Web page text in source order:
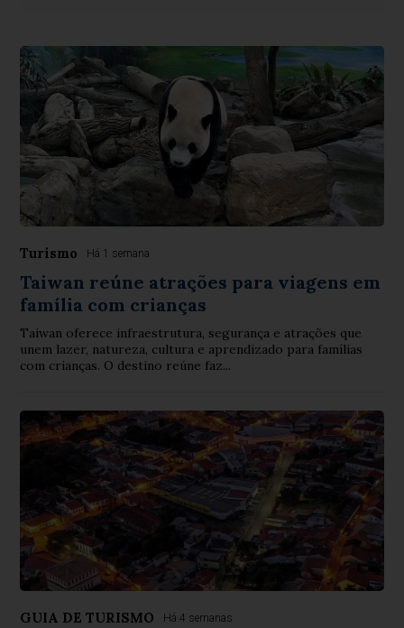
Turismo Há 1 semana
Taiwan reúne atrações para viagens em
família com crianças
Taiwan oferece infraestrutura, segurança e atrações que
unem lazer, natureza, cultura e aprendizado para famílias
com crianças. O destino reúne faz...
GUIA DE TURISMO Há 4 semanas